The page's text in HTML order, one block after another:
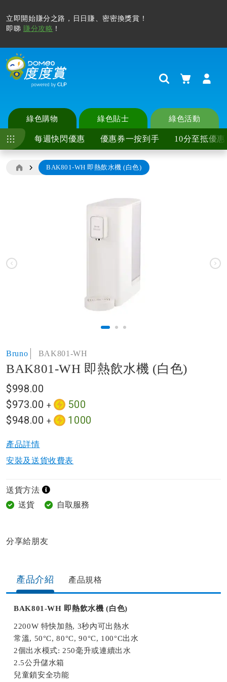
立即開始賺分之路，日日賺、密密換獎賞！
即睇 賺分攻略 ！
Search購物車
綠色購物
每週快閃優惠 優惠券一按到手 10分至抵優惠
綠色貼士 綠色活動
BAK801-WH 即熱飲水機 (白色)
images
gallery
to
the
of
the
gallery
Bruno BAK801-WH
BAK801-WH 即熱飲水機 (白色)
$998.00
$973.00 +
500
$948.00 + 1000
產品詳情​
安裝及送貨收費表
送貨方法
送貨
自取服務
分享給朋友​
產品介紹 產品規格​
BAK801-WH 即熱飲水機 (白色)
2200W 特快加熱, 3秒內可出熱水
常溫, 50°C, 80°C, 90°C, 100°C出水
2個出水模式: 250毫升或連續出水
2.5公升儲水箱
兒童鎖安全功能